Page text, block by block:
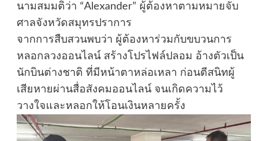
นามสมมติว่า “Alexander” ผู้ต้องหาตามหมายจับ
ศาลจังหวัดสมุทรปราการ
จากการสืบสวนพบว่า ผู้ต้องหาร่วมกับขบวนการ
หลอกลวงออนไลน์ สร้างโปรไฟล์ปลอม อ้างตัวเป็น
นักบินต่างชาติ ที่มีหน้าตาหล่อเหลา ก่อนตีสนิทผู้
เสียหายผ่านสื่อสังคมออนไลน์ จนเกิดความไว้
วางใจและหลอกให้โอนเงินหลายครั้ง